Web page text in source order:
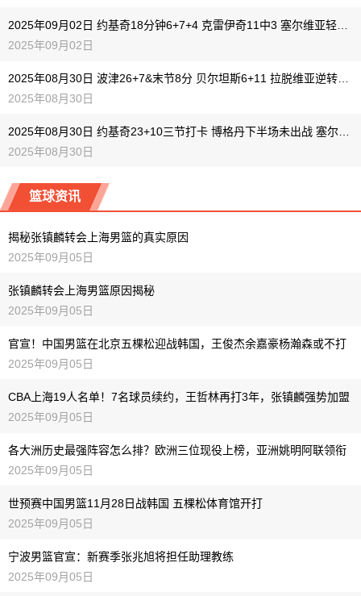
2025年09月02日
2025年08月30日
2025年08月30日
篮球资讯
揭秘张镇麟转会上海男篮的真实原因
2025年09月05日
张镇麟转会上海男篮原因揭秘
2025年09月05日
官宣！中国男篮在北京五棵松迎战韩国，王俊杰余嘉豪杨瀚森或不打
2025年09月05日
CBA上海19人名单！7名球员续约，王哲林再打3年，张镇麟强势加盟
2025年09月05日
各大洲历史最强阵容怎么排？欧洲三位现役上榜，亚洲姚明阿联领衔
2025年09月05日
世预赛中国男篮11月28日战韩国 五棵松体育馆开打
2025年09月05日
宁波男篮官宣：新赛季张兆旭将担任助理教练
2025年09月05日